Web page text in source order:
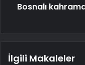
Bosnalı
İlgili Makaleler